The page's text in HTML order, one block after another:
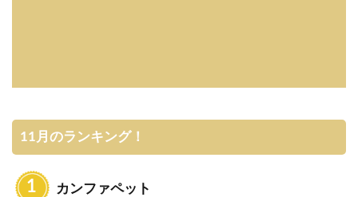
11月のランキング！
カンファペット